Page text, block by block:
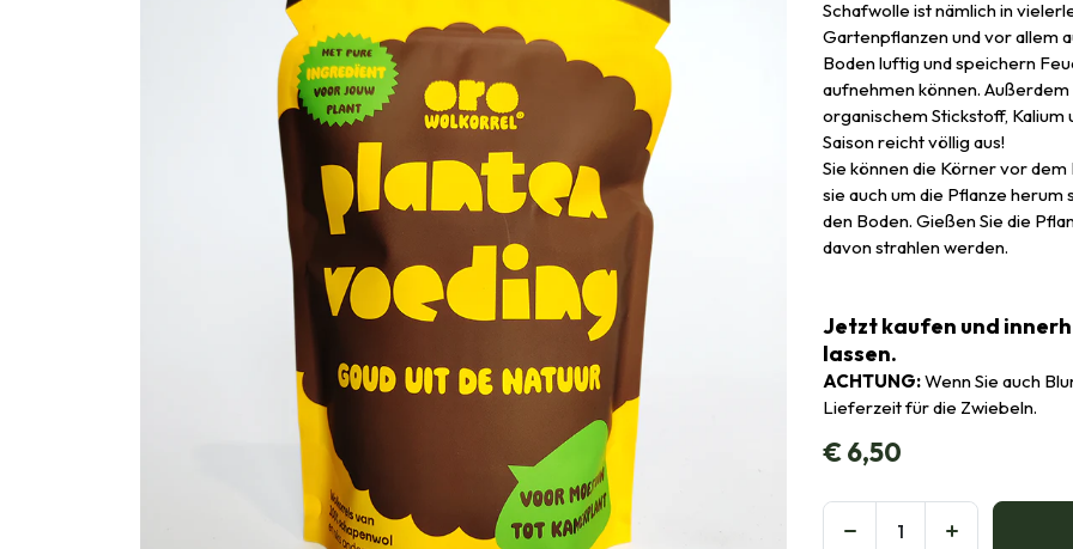
Schafwolle ist nämlich in
Gartenpflanzen und vor allem
Boden luftig und speichern
aufnehmen können.
organischem Stickstoff, Kalium
Saison reicht völlig aus!
Sie können die Körner vor
sie auch um die Pflanze herum
den Boden. Gießen Sie die
davon strahlen werden.
Jetzt kaufen und
lassen.
ACHTUNG:Wenn Sie auch
Lieferzeit für die Zwiebeln.
€6,50